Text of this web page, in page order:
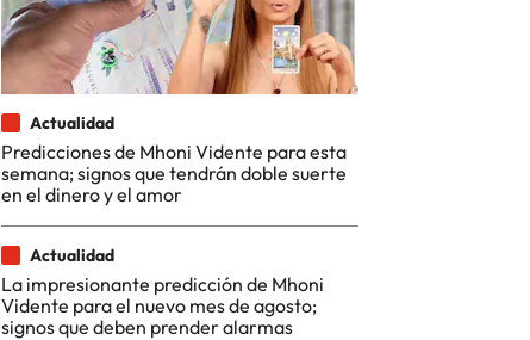
Actualidad
Predicciones de Mhoni Vidente para esta
semana; signos que tendrán doble suerte
en el dinero y el amor
Actualidad
La impresionante predicción de Mhoni
Vidente para el nuevo mes de agosto;
signos que deben prender alarmas